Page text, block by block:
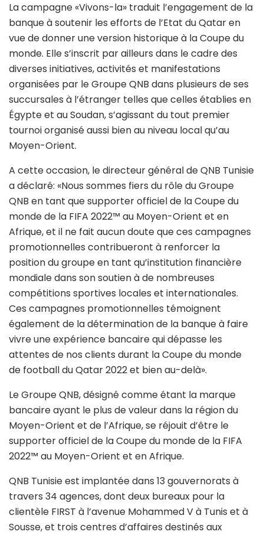
La campagne «Vivons-la» traduit l’engagement de la
banque à soutenir les efforts de l’Etat du Qatar en
vue de donner une version historique à la Coupe du
monde. Elle s’inscrit par ailleurs dans le cadre des
diverses initiatives, activités et manifestations
organisées par le Groupe QNB dans plusieurs de ses
succursales à l’étranger telles que celles établies en
Égypte et au Soudan, s’agissant du tout premier
tournoi organisé aussi bien au niveau local qu’au
Moyen-Orient.
A cette occasion, le directeur général de QNB Tunisie
a déclaré: «Nous sommes fiers du rôle du Groupe
QNB en tant que supporter officiel de la Coupe du
monde de la FIFA 2022™ au Moyen-Orient et en
Afrique, et il ne fait aucun doute que ces campagnes
promotionnelles contribueront à renforcer la
position du groupe en tant qu’institution financière
mondiale dans son soutien à de nombreuses
compétitions sportives locales et internationales.
Ces campagnes promotionnelles témoignent
également de la détermination de la banque à faire
vivre une expérience bancaire qui dépasse les
attentes de nos clients durant la Coupe du monde
de football du Qatar 2022 et bien au-delà».
Le Groupe QNB, désigné comme étant la marque
bancaire ayant le plus de valeur dans la région du
Moyen-Orient et de l’Afrique, se réjouit d’être le
supporter officiel de la Coupe du monde de la FIFA
2022™ au Moyen-Orient et en Afrique.
QNB Tunisie est implantée dans 13 gouvernorats à
travers 34 agences, dont deux bureaux pour la
clientèle FIRST à l’avenue Mohammed V à Tunis et à
Sousse, et trois centres d’affaires destinés aux